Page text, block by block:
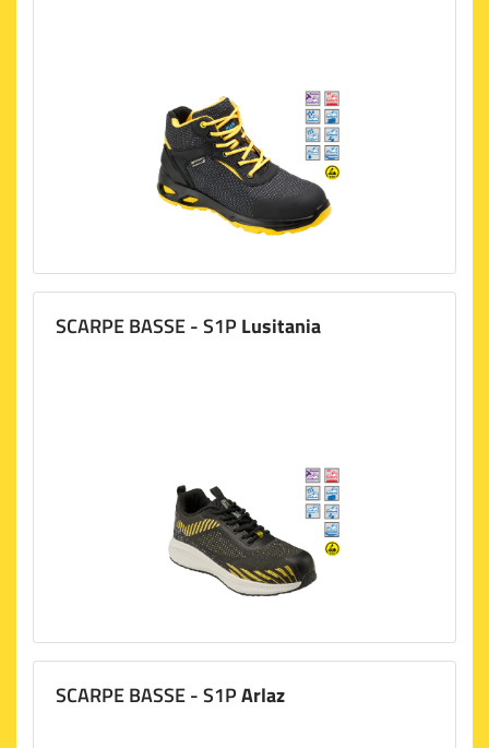
SCARPE BASSE - S1PLusitania
SCARPE BASSE - S1PArlaz